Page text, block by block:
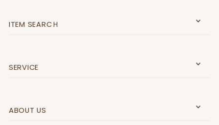
ITEM SEARCＨ
SERVICE
ABOUT US